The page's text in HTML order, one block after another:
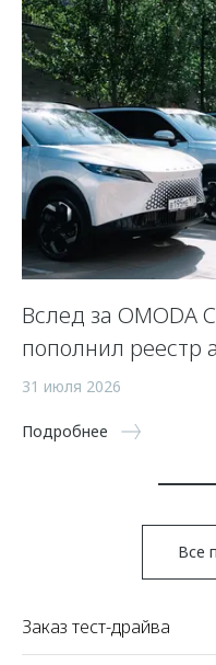
Вслед за OMODA
пополнил реестр
31 июля 2026
Подробнее
Все
Заказ тест-драйва